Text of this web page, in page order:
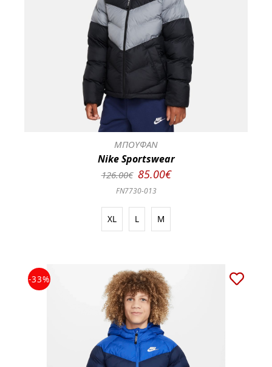
ΜΠΟΥΦΑΝ
Nike Sportswear
126.00€ 85.00€
FN7730-013
XL L M
-33%